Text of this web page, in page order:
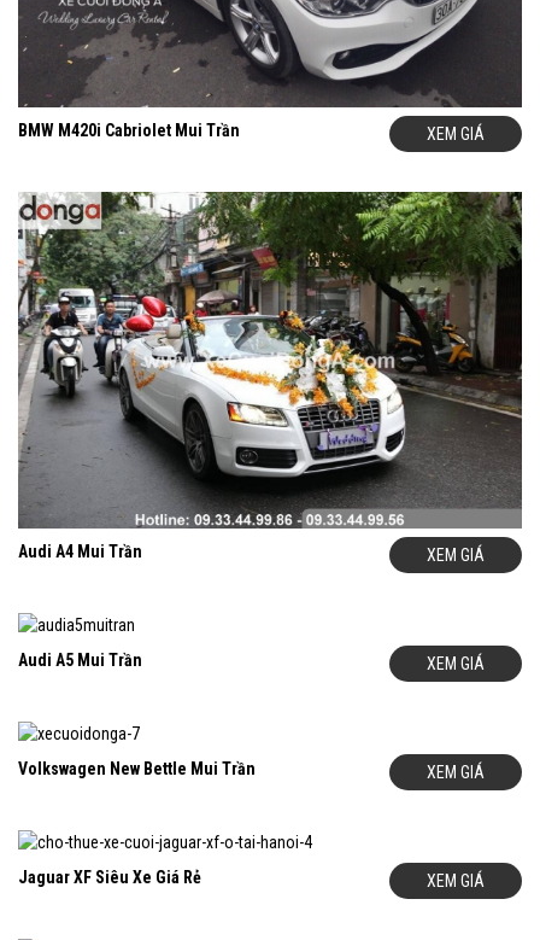
BMW M420i Cabriolet Mui Trần XEM GIÁ
Audi A4 Mui Trần XEM GIÁ
Audi A5 Mui Trần XEM GIÁ
Volkswagen New Bettle Mui Trần XEM GIÁ
Jaguar XF Siêu Xe Giá Rẻ XEM GIÁ